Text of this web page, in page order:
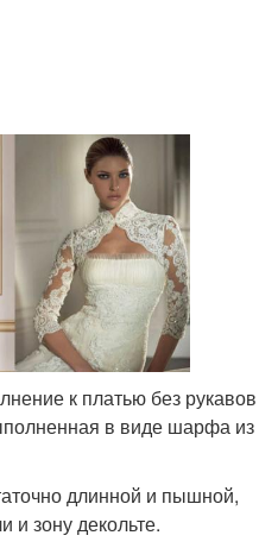
к платью без рукавов
в виде шарфа из
длинной и пышной,
и зону декольте.